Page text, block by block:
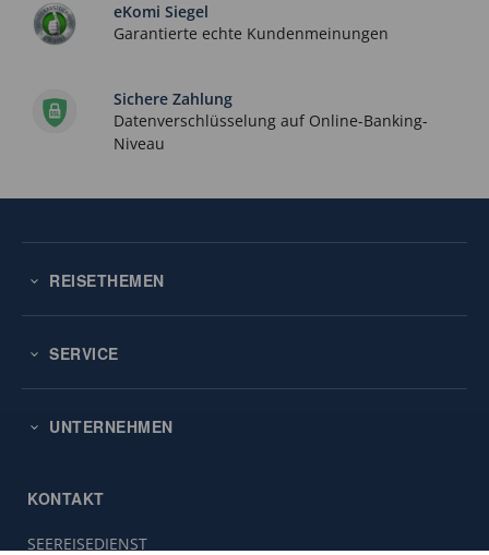
eKomi Siegel
Garantierte echte Kundenmeinungen
Sichere Zahlung
Datenverschlüsselung auf Online-Banking-
Niveau
REISETHEMEN
SERVICE
UNTERNEHMEN
KONTAKT
SEEREISEDIENST
Diese